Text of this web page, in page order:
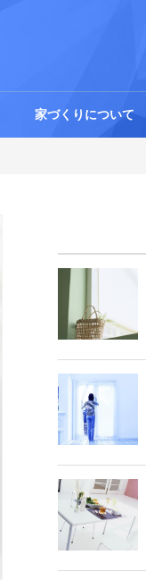
家づくりについて